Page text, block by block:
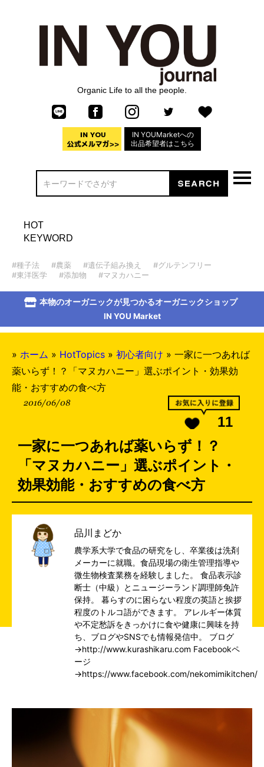
Organic Life to all the people.
IN YOUMarketへの
出品希望者はこちら
HOT
KEYWORD
#種子法 #農薬 #遺伝子組み換え
#グルテンフリー
#東洋医学
#添加物 #マヌカハニー
本物のオーガニックが見つかるオーガニックショップ
IN YOU Market
» ホーム » HotTopics » 初心者向け » 一家に一つあれば
薬いらず！？「マヌカハニー」選ぶポイント・効果効
能・おすすめの食べ方
2016/06/08
11
一家に一つあれば薬いらず！？
「マヌカハニー」選ぶポイント・
効果効能・おすすめの食べ方
品川まどか
農学系大学で食品の研究をし、卒業後は洗剤
メーカーに就職。食品現場の衛生管理指導や
微生物検査業務を経験しました。 食品表示診
断士（中級）とニュージーランド調理師免許
保持。 暮らすのに困らない程度の英語と挨拶
程度のトルコ語ができます。 アレルギー体質
や不定愁訴をきっかけに食や健康に興味を持
ち、ブログやSNSでも情報発信中。 ブログ
→http://www.kurashikaru.com Facebookペ
ージ
→https://www.facebook.com/nekomimikitchen/